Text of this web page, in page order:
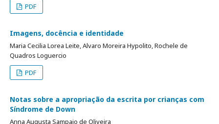
PDF
Imagens, docência e identidade
Maria Cecilia Lorea Leite, Alvaro Moreira Hypolito, Rochele de
Quadros Loguercio
PDF
Notas sobre a apropriação da escrita por crianças com
Síndrome de Down
Anna Augusta Sampaio de Oliveira